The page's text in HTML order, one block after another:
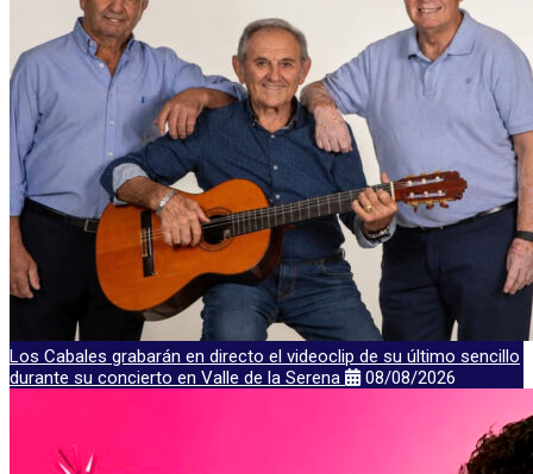
Los Cabales grabarán en directo el videoclip de su último sencillo
durante su concierto en Valle de la Serena
08/08/2026